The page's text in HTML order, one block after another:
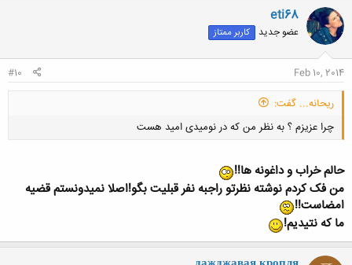
کلیک کنید تا باز شود...
eti68
عضو جدید کاربر ممتاز
Feb 10, 2014
#10
ریحانه... گفت:
چرا عزیزم ؟ به نظر من که در نومیدی امید هست
حالم خراب و داغونه ها!!
من فک کردم نوشته نظرتو راجبه نفر قبلیت بگو!اصلا نمیدونستم قضیه
امضاست!!
ما که نتیدیم!